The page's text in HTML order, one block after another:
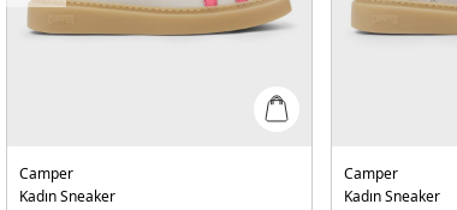
Camper
Kadın Sneaker
Camper
Kadın Sneaker